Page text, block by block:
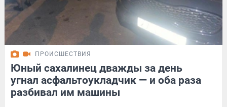
ПРОИСШЕСТВИЯ
Юный сахалинец дважды за день
угнал асфальтоукладчик — и оба раза
разбивал им машины